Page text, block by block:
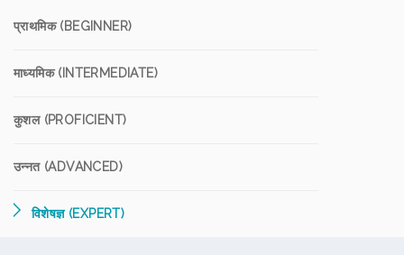
प्राथमिक (BEGINNER)
माध्यमिक (INTERMEDIATE)
कुशल (PROFICIENT)
उन्नत (ADVANCED)
विशेषज्ञ (EXPERT)